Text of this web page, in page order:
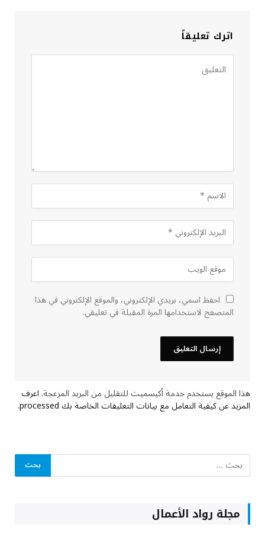
اترك تعليقاً
احفظ اسمي، بريدي الإلكتروني، والموقع الإلكتروني في هذا
المتصفح لاستخدامها المرة المقبلة في تعليقي.
هذا الموقع يستخدم خدمة أكيسميت للتقليل من البريد المزعجة.اعرف
المزيد عن كيفية التعامل مع بيانات التعليقات الخاصة بك processed .
مجلة رواد الأعمال